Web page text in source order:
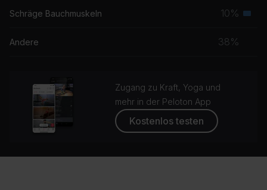
Schräge Bauchmuskeln 10%
Andere 38%
Zugang zu Kraft, Yoga und
mehr in der Peloton App
Kostenlos testen